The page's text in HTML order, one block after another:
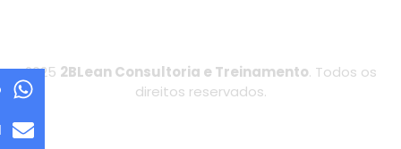
2025 2BLean Consultoria e Treinamento. Todos os
direitos reservados.